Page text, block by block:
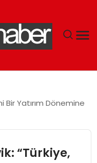
Bir Yatırım Dönemine
“Türkiye,